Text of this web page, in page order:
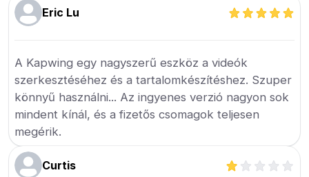
Eric Lu
A Kapwing egy nagyszerű eszköz a videók
szerkesztéséhez és a tartalomkészítéshez. Szuper
könnyű használni... Az ingyenes verzió nagyon sok
mindent kínál, és a fizetős csomagok teljesen
megérik.
Curtis